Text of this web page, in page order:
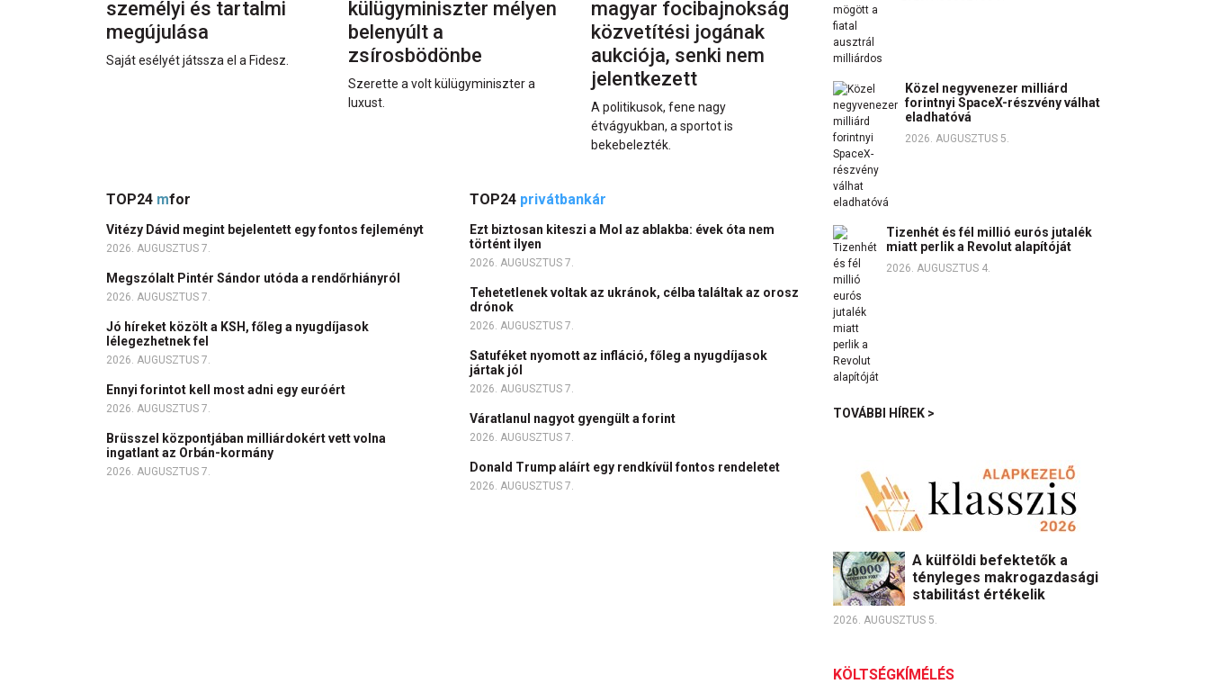
személyi és tartalmi
megújulása
Saját esélyét játssza el a Fidesz.
külügyminiszter mélyen
belenyúlt a
zsírosbödönbe
Szerette a volt külügyminiszter a
luxust.
magyar focibajnokság
közvetítési jogának
aukciója, senki nem
jelentkezett
A politikusok, fene nagy
étvágyukban, a sportot is
bekebelezték.
TOP24 mfor
Vitézy Dávid megint bejelentett egy fontos fejleményt
2026. AUGUSZTUS 7.
Megszólalt Pintér Sándor utóda a rendőrhiányról
2026. AUGUSZTUS 7.
Jó híreket közölt a KSH, főleg a nyugdíjasok
lélegezhetnek fel
2026. AUGUSZTUS 7.
Ennyi forintot kell most adni egy euróért
2026. AUGUSZTUS 7.
Brüsszel központjában milliárdokért vett volna
ingatlant az Orbán-kormány
2026. AUGUSZTUS 7.
TOP24 privátbankár
Ezt biztosan kiteszi a Mol az ablakba: évek óta nem
történt ilyen
2026. AUGUSZTUS 7.
Tehetetlenek voltak az ukránok, célba találtak az orosz
drónok
2026. AUGUSZTUS 7.
Satuféket nyomott az infláció, főleg a nyugdíjasok
jártak jól
2026. AUGUSZTUS 7.
Váratlanul nagyot gyengült a forint
2026. AUGUSZTUS 7.
Donald Trump aláírt egy rendkívül fontos rendeletet
2026. AUGUSZTUS 7.
Közel negyvenezer milliárd
forintnyi SpaceX-részvény válhat
eladhatóvá
2026. AUGUSZTUS 5.
Tizenhét és fél millió eurós jutalék
miatt perlik a Revolut alapítóját
2026. AUGUSZTUS 4.
TOVÁBBI HÍREK >
A külföldi befektetők a
tényleges makrogazdasági
stabilitást értékelik
2026. AUGUSZTUS 5.
KÖLTSÉGKÍMÉLÉS